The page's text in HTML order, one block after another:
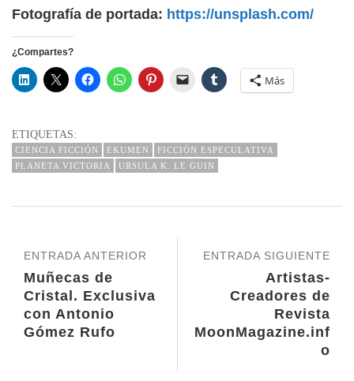
Fotografía de portada: https://unsplash.com/
¿Compartes?
Más
ETIQUETAS:
CIENCIA FICCIÓN EKUMEN
FICCIÓN ESPECULATIVA
PLANETA VICTORIA
URSULA K. LE GUIN
ENTRADA SIGUIENTE
Artistas-
Creadores de
Revista
MoonMagazine.inf
o
ENTRADA ANTERIOR
Muñecas de
Cristal. Exclusiva
con Antonio
Gómez Rufo